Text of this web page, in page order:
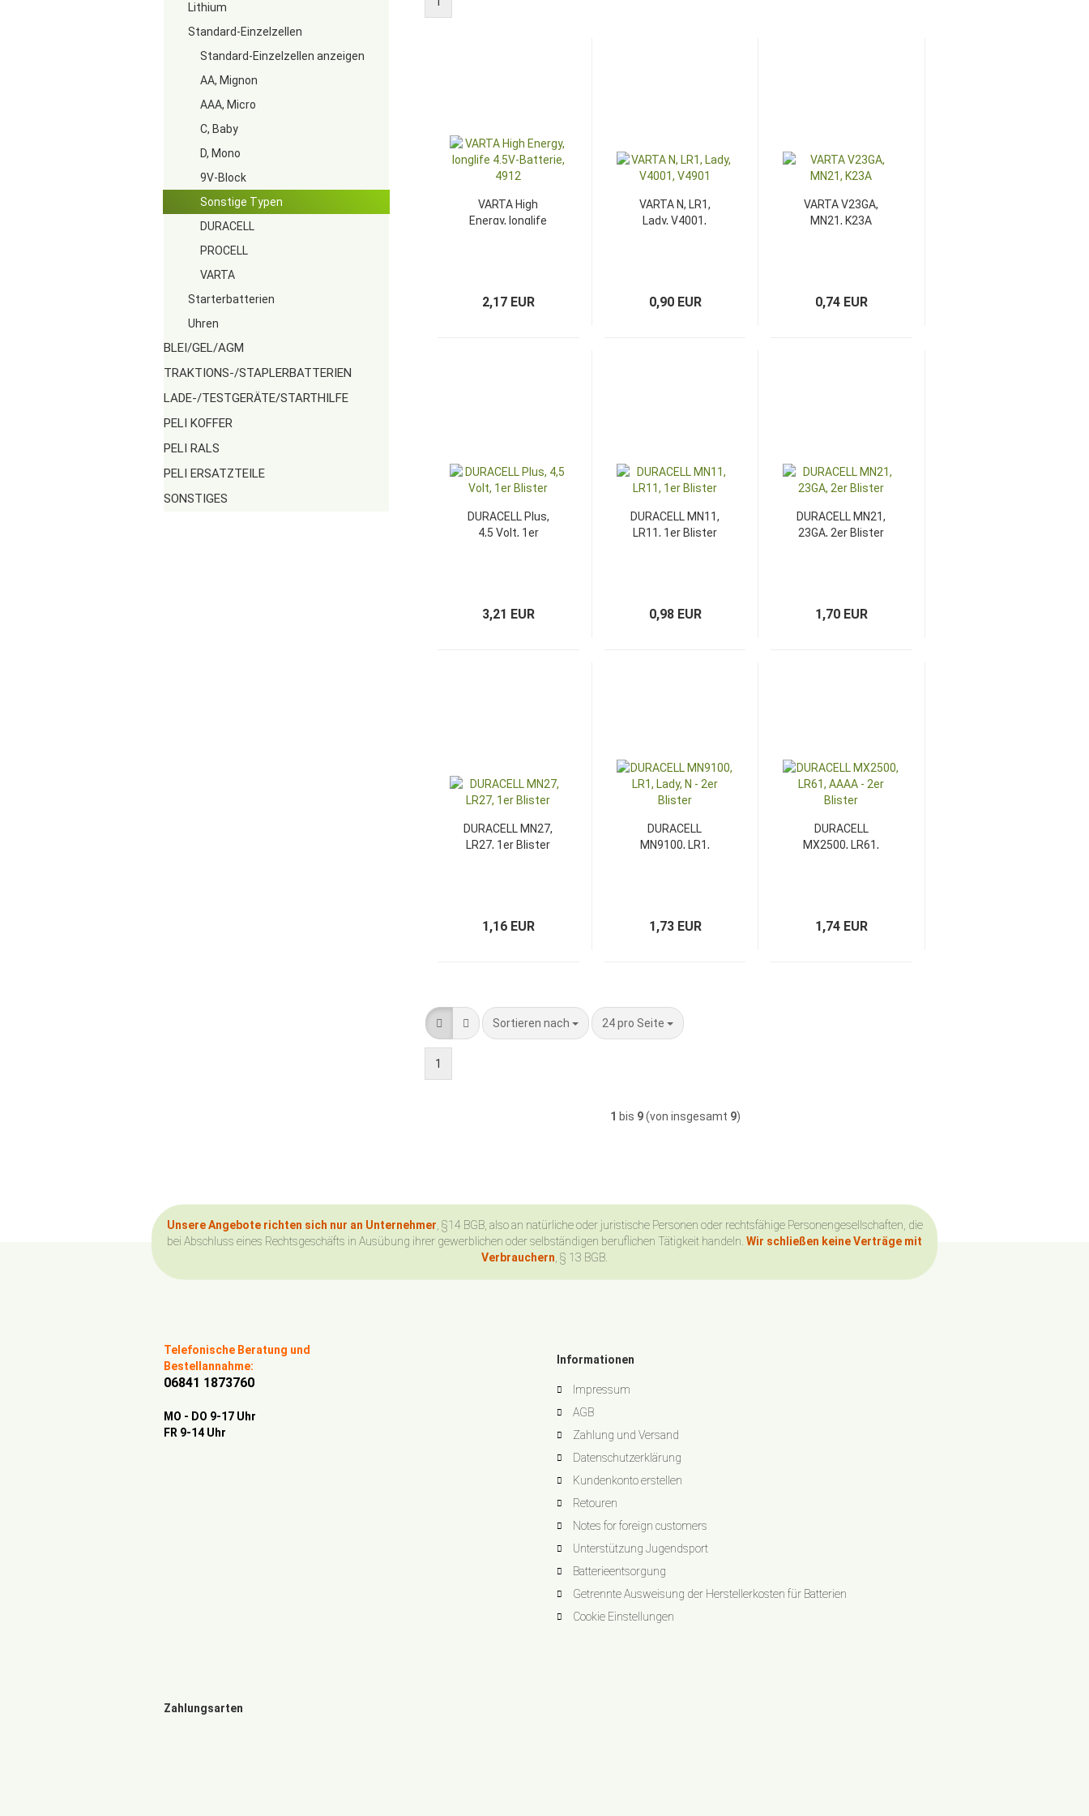
VARTA High
Energy, longlife
2,17 EUR
VARTA N, LR1,
Lady, V4001,
0,90 EUR
VARTA V23GA,
MN21, K23A
0,74 EUR
DURACELL Plus,
4,5 Volt, 1er
3,21 EUR
DURACELL MN11,
LR11, 1er Blister
0,98 EUR
DURACELL MN21,
23GA, 2er Blister
1,70 EUR
DURACELL MN27,
LR27, 1er Blister
1,16 EUR
DURACELL
MN9100, LR1,
1,73 EUR
DURACELL
MX2500, LR61,
1,74 EUR
Sortieren nach
Sortieren nach 24 pro Seite
pro Seite
1
1 bis 9(von insgesamt 9)
Lithium
Standard-Einzelzellen
Standard-Einzelzellen anzeigen
AA, Mignon
AAA, Micro
C, Baby
D, Mono
9V-Block
Sonstige Typen
DURACELL
PROCELL
VARTA
Starterbatterien
Uhren
BLEI/GEL/AGM
TRAKTIONS-/STAPLERBATTERIEN
LADE-/TESTGERÄTE/STARTHILFE
PELI KOFFER
PELI RALS
PELI ERSATZTEILE
SONSTIGES
Unsere Angebote richten sich nur an Unternehmer , §14 BGB, also an natürliche oder juristische Personen oder rechtsfähige Personengesellschaften, die
bei Abschluss eines Rechtsgeschäfts in Ausübung ihrer gewerblichen oder selbständigen beruflichen Tätigkeit handeln. Wir schließen keine Verträge mit
Verbrauchern , § 13 BGB.
Telefonische Beratung und
Bestellannahme:
06841 1873760
MO - DO 9-17 Uhr
FR 9-14 Uhr
Informationen
Impressum
AGB
Zahlung und Versand
Datenschutzerklärung
Kundenkonto erstellen
Retouren
Notes for foreign customers
Unterstützung Jugendsport
Batterieentsorgung
Getrennte Ausweisung der Herstellerkosten für Batterien
Cookie Einstellungen
Zahlungsarten